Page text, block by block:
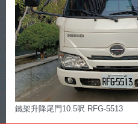
鐵架升降尾門10.5呎 RFG-5513